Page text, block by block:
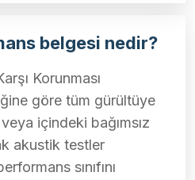
belgesi nedir?
Korunması
göre tüm gürültüye
içindeki bağımsız
akustik testler
sınıfını